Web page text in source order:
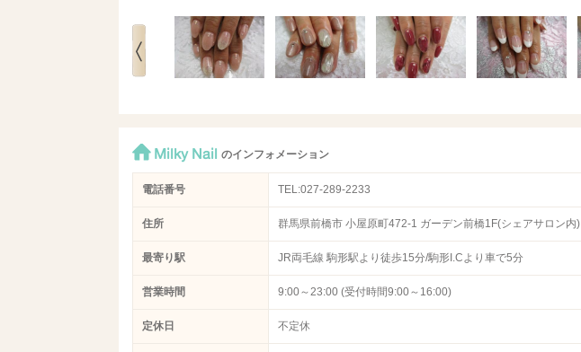
Milky Nail のインフォメーション
電話番号 TEL:027-289-2233
住所 群馬県前橋市 小屋原町472-1 ガーデン前橋1F(シェアサロン内)
最寄り駅 JR両毛線 駒形駅より徒歩15分/駒形I.Cより車で5分
営業時間 9:00～23:00 (受付時間9:00～16:00)
定休日 不定休